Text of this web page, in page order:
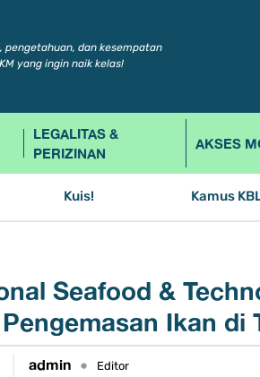
pengetahuan, dan kesempatan
yang ingin naik kelas!
LEGALITAS &
PERIZINAN
AKSES
Kuis! Kamus
Seafood &
Ikan di
admin • Editor